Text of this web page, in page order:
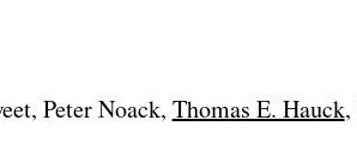
Peter Noack Thomas E. Hauck